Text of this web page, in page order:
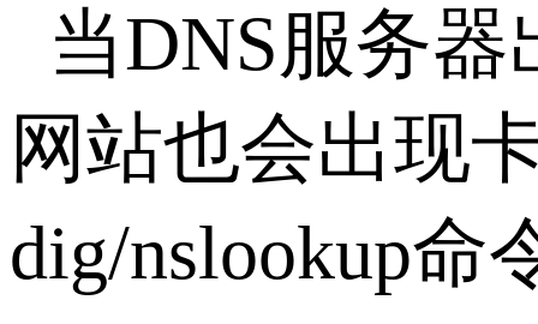
当DNS服务
网站也会出现
dig/nslookup命